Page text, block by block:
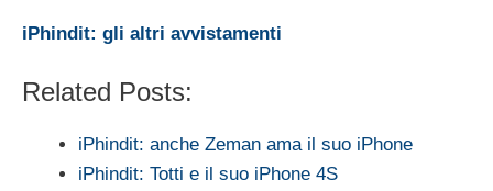
iPhindit: gli altri avvistamenti
Related Posts:
iPhindit: anche Zeman ama il suo iPhone
iPhindit: Totti e il suo iPhone 4S